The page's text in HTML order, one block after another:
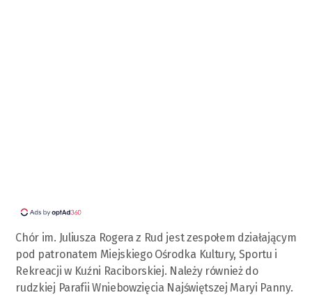
Chór im. Juliusza Rogera z Rud jest zespołem działającym
pod patronatem Miejskiego Ośrodka Kultury, Sportu i
Rekreacji w Kuźni Raciborskiej. Należy również do
rudzkiej Parafii Wniebowzięcia Najświętszej Maryi Panny.